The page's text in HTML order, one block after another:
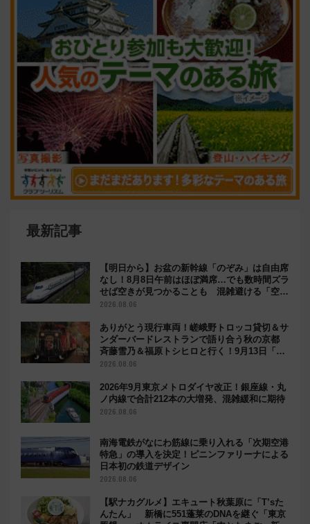
最新記事
【明日から】お盆の新幹線「のぞみ」は自由席
なし！8月8日午前はほぼ満席…でも数時間ズラ
せば空きが見つかることも 混雑避ける「空
席」探しのコツ
2026.08.06
ありがとう現行車両！嵯峨野トロッコ貸切＆サ
ンダーバードレストランで語り合う秋の京都
斉藤雪乃＆福原トシヒロと行く！9月13日「京
都の鉄道満喫ツアー」開催
2026.08.06
2026年9月東京メトロダイヤ改正！銀座線・丸
ノ内線で合計212本の大増発、混雑緩和に期待
2026.08.06
南海電鉄がなにわ筋線に乗り入れる「次期空港
特急」の導入を決定！ピニンファリーナによる
日本初の鉄道デザイン
2026.08.06
【駅ナカグルメ】エキュート秋葉原に「T’sた
んたん」 新橋に551蓬莱のDNAを継ぐ「東京